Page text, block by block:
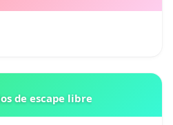
de escape libre